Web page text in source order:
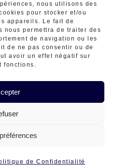
nous utilisons des
pour stocker et/ou
appareils. Le fait de
nous permettra de traiter des
de navigation ou les
de ne pas consentir ou de
avoir un effet négatif sur
fonctions.
de Confidentialité
CGV